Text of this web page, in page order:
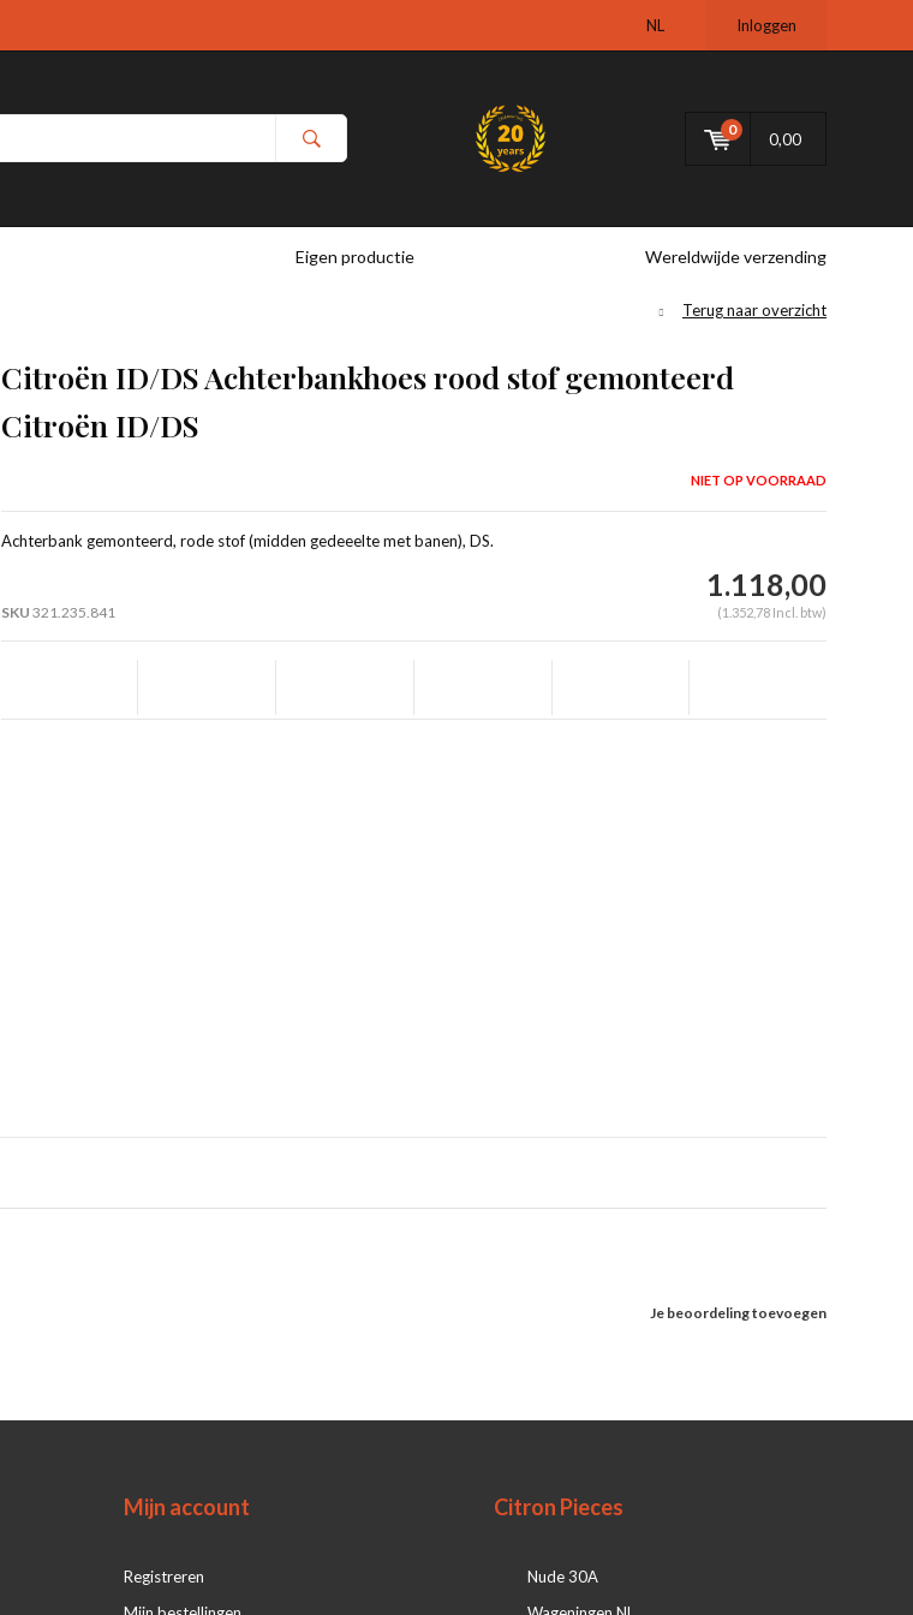
NL Inloggen
0
0,00
Eigen productie Wereldwijde verzending
Terug naar overzicht
Citroën ID/DS Achterbankhoes rood stof gemonteerd
Citroën ID/DS
NIET OP VOORRAAD
Achterbank gemonteerd, rode stof (midden gedeeelte met banen), DS.
SKU 321.235.841
1.118,00
(1.352,78 Incl. btw)
Je beoordeling toevoegen
Mijn account
Registreren
Citron Pieces
Nude 30A